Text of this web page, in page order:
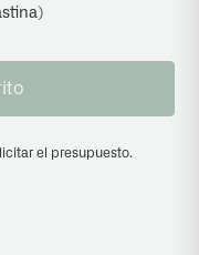
)
el presupuesto.